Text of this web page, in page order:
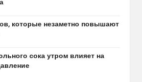
которые незаметно повышают
сока утром влияет на